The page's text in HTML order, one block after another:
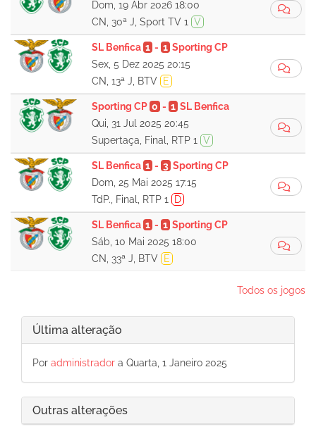
Dom, 19 Abr 2026 18:00
CN, 30ª J, Sport TV 1
V
SL Benfica 1- 1 Sporting CP
Sex, 5 Dez 2025 20:15
CN, 13ª J, BTV
E
Sporting CP 0 - 1 SL Benfica
Qui, 31 Jul 2025 20:45
Supertaça, Final, RTP 1
V
SL Benfica 1- 3 Sporting CP
Dom, 25 Mai 2025 17:15
TdP., Final, RTP 1
D
SL Benfica 1- 1 Sporting CP
Sáb, 10 Mai 2025 18:00
CN, 33ª J, BTV
E
Todos os jogos
Última alteração
Por administrador a Quarta, 1 Janeiro 2025
Outras alterações